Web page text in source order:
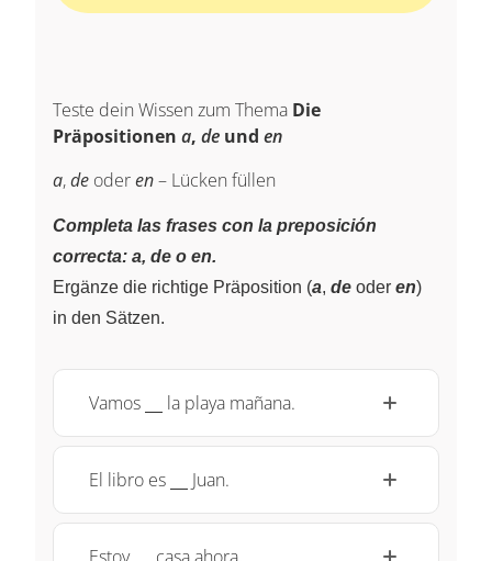
Teste dein Wissen zum Thema Die
Präpositionen a, de und en
a,de oderen– Lücken füllen
Completa las frases con la preposición
correcta: a, de o en.
Ergänze die richtige Präposition (a, de oder en)
in den Sätzen.
Vamos \underline{~\;~}
la playa mañana.
El libro es \underline{~\;~}
Juan.
\underline{~\;~}